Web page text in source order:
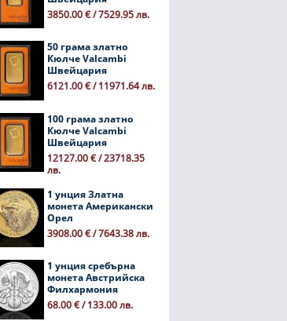
3850.00 € / 7529.95 лв.
50 грама златно
Кюлче Valcambi
Швейцария
6121.00 € / 11971.64 лв.
100 грама златно
Кюлче Valcambi
Швейцария
12127.00 € / 23718.35
лв.
1 унция Златна
монета Американски
Орел
3908.00 € / 7643.38 лв.
1 унция сребърна
монета Австрийска
Филхармония
68.00 € / 133.00 лв.